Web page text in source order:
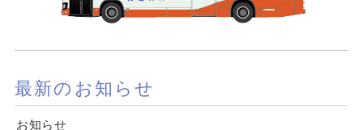
最新のお知らせ
お知らせ